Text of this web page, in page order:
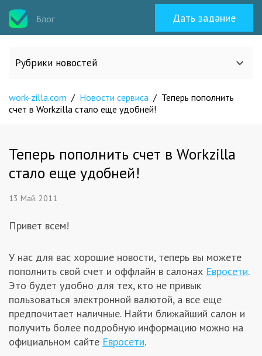
Блог Дать задание
Рубрики новостей
Все статьи
Кейсы
Заказчикам
Полезное
Гости
work-zilla.com / Новости сервиса / Теперь пополнить
счет в Workzilla стало еще удобней!
Теперь пополнить счет в Workzilla
стало еще удобней!
13 Май. 2011
Привет всем!
У нас для вас хорошие новости, теперь вы можете
пополнить свой счет и оффлайн в салонах Евросети.
Это будет удобно для тех, кто не привык
пользоваться электронной валютой, а все еще
предпочитает наличные. Найти ближайший салон и
получить более подробную информацию можно на
официальном сайте Евросети.